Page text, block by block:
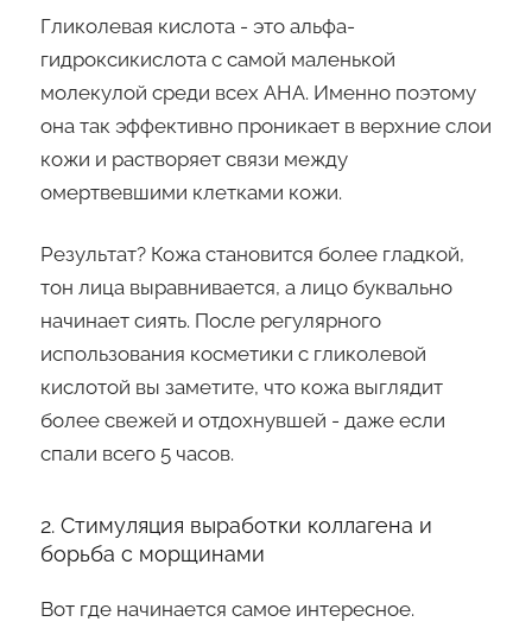
Гликолевая кислота - это альфа-
гидроксикислота с самой маленькой
молекулой среди всех AHA. Именно поэтому
она так эффективно проникает в верхние слои
кожи и растворяет связи между
омертвевшими клетками кожи.
Результат? Кожа становится более гладкой,
тон лица выравнивается, а лицо буквально
начинает сиять. После регулярного
использования косметики с гликолевой
кислотой вы заметите, что кожа выглядит
более свежей и отдохнувшей - даже если
спали всего 5 часов.
2. Стимуляция выработки коллагена и
борьба с морщинами
Вот где начинается самое интересное.